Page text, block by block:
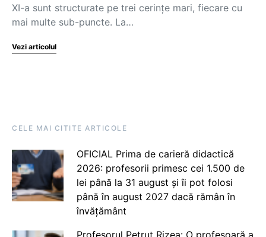
XI-a sunt structurate pe trei cerințe mari, fiecare cu
mai multe sub-puncte. La…
Vezi articolul
CELE MAI CITITE ARTICOLE
OFICIAL Prima de carieră didactică
2026: profesorii primesc cei 1.500 de
lei până la 31 august și îi pot folosi
până în august 2027 dacă rămân în
învățământ
Profesorul Petruț Rizea: O profesoară a